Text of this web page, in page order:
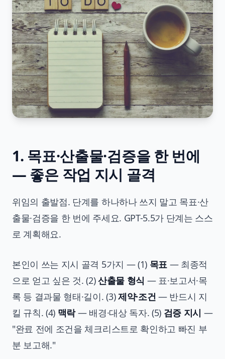
1. 목표·산출물·검증을 한 번에
— 좋은 작업 지시 골격
위임의 출발점. 단계를 하나하나 쓰지 말고 목표·산
출물·검증을 한 번에 주세요. GPT-5.5가 단계는 스스
로 계획해요.
본인이 쓰는 지시 골격 5가지 — (1) 목표 — 최종적
으로 얻고 싶은 것. (2)산출물 형식 — 표·보고서·목
록 등 결과물 형태·길이. (3)제약·조건 — 반드시 지
킬 규칙. (4) 맥락— 배경·대상 독자. (5) 검증 지시 —
"완료 전에 조건을 체크리스트로 확인하고 빠진 부
분 보고해."